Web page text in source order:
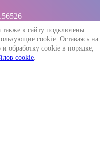
также к сайту подключены
cookie. Оставаясь на
и обработку cookie в порядке,
cookie.